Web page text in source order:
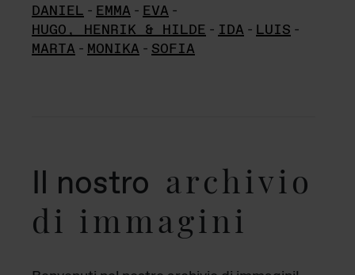
DANIEL - EMMA - EVA -
HUGO, HENRIK & HILDE - IDA - LUIS -
MARTA - MONIKA - SOFIA
Il nostro archivio
di immagini